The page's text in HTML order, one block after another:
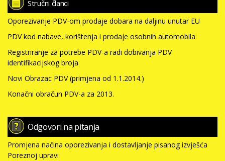
Stručni članci
Oporezivanje PDV-om prodaje dobara na daljinu unutar EU
PDV kod nabave, korištenja i prodaje osobnih automobila
Registriranje za potrebe PDV-a radi dobivanja PDV
identifikacijskog broja
Novi Obrazac PDV (primjena od 1.1.2014.)
Konačni obračun PDV-a za 2013.
Odgovori na pitanja
Promjena načina oporezivanja i dostavljanje pisanog izvješća
Poreznoj upravi